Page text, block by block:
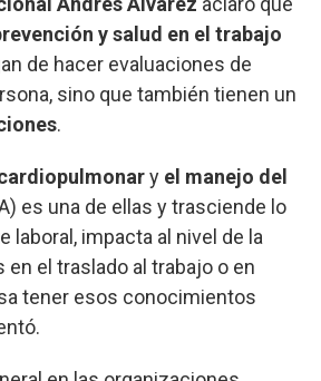
y salud en el trabajo
de hacer evaluaciones de
sino que también tienen un
.
y el manejo del
es una de ellas y trasciende lo
laboral, impacta al nivel de la
en el traslado al trabajo o en
tener esos conocimientos